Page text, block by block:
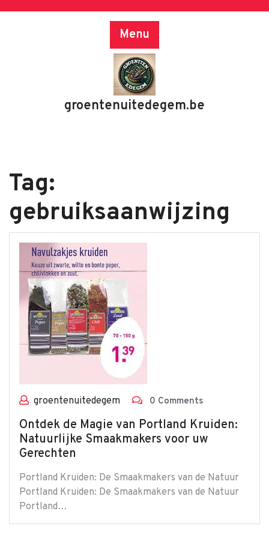
Menu
groentenuitedegem.be
Tag:
gebruiksaanwijzing
groentenuitedegem 0 Comments
Ontdek de Magie van Portland Kruiden:
Natuurlijke Smaakmakers voor uw
Gerechten
Portland Kruiden: De Smaakmakers van de Natuur
Portland Kruiden: De Smaakmakers van de Natuur
Portland…